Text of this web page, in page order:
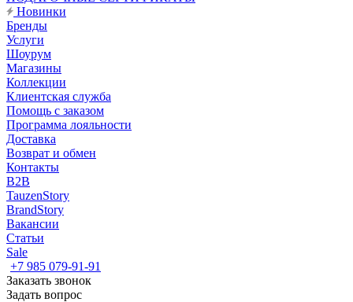
Новинки
Бренды
Услуги
Шоурум
Магазины
Коллекции
Клиентская служба
Помощь с заказом
Программа лояльности
Доставка
Возврат и обмен
Контакты
B2B
TauzenStory
BrandStory
Вакансии
Статьи
Sale
+7 985 079-91-91
Заказать звонок
Задать вопрос